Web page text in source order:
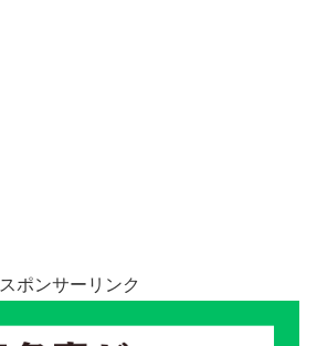
スポンサーリンク